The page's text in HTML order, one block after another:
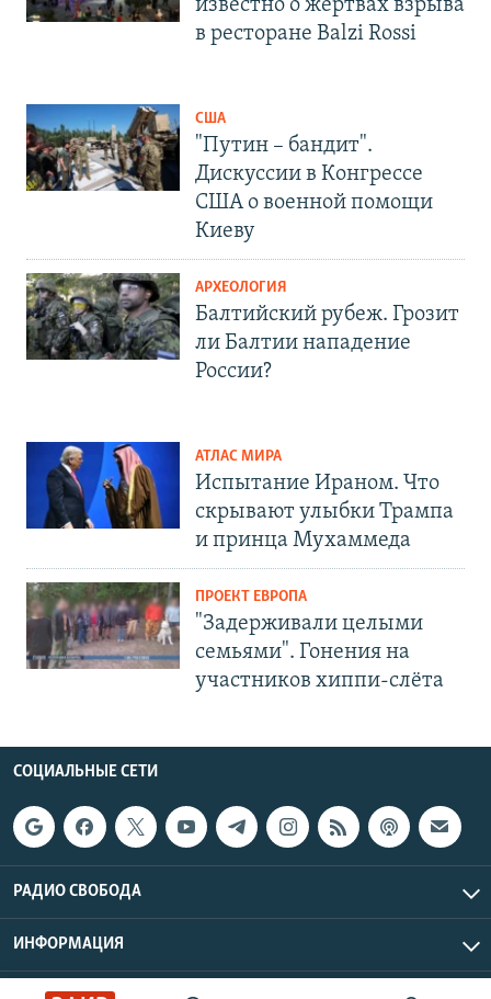
известно о жертвах взрыва
в ресторане Balzi Rossi
США
"Путин – бандит".
Дискуссии в Конгрессе
США о военной помощи
Киеву
АРХЕОЛОГИЯ
Балтийский рубеж. Грозит
ли Балтии нападение
России?
АТЛАС МИРА
Испытание Ираном. Что
скрывают улыбки Трампа
и принца Мухаммеда
ПРОЕКТ ЕВРОПА
"Задерживали целыми
семьями". Гонения на
участников хиппи-слёта
СОЦИАЛЬНЫЕ СЕТИ
РАДИО СВОБОДА
ИНФОРМАЦИЯ